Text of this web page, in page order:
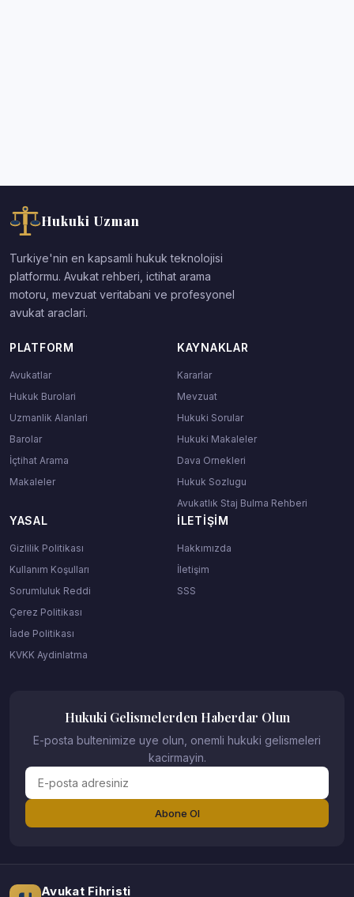
Hukuki Uzman
Turkiye'nin en kapsamli hukuk teknolojisi
platformu. Avukat rehberi, ictihat arama
motoru, mevzuat veritabani ve profesyonel
avukat araclari.
PLATFORM
Avukatlar
Hukuk Burolari
Uzmanlik Alanlari
Barolar
İçtihat Arama
Makaleler
KAYNAKLAR
Kararlar
Mevzuat
Hukuki Sorular
Hukuki Makaleler
Dava Ornekleri
Hukuk Sozlugu
Avukatlık Staj Bulma Rehberi
YASAL
Gizlilik Politikası
Kullanım Koşulları
Sorumluluk Reddi
Çerez Politikası
İade Politikası
KVKK Aydinlatma
İLETIŞIM
Hakkımızda
İletişim
SSS
Hukuki Gelismelerden Haberdar Olun
E-posta bultenimize uye olun, onemli hukuki gelismeleri
kacirmayin.
Abone Ol
Avukat Fihristi